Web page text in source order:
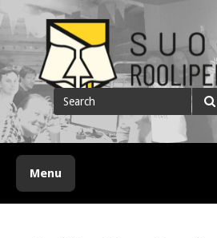
to
content
Suomen
Search
for
Menu